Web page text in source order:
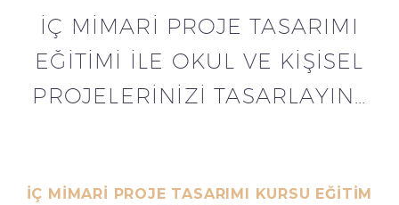
İÇ MIMARI PROJE TASARIMI
EĞITIMI İLE OKUL VE KIŞISEL
PROJELERINIZI TASARLAYIN…
İÇ MIMARI PROJE TASARIMI KURSU EĞITIM